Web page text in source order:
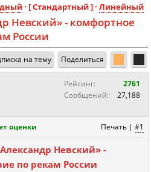
· [ Стандартный ] · Линейный
Невский» - комфортное
России
на тему Поделиться
Рейтинг:
2761
Сообщений:
27,188
Печать | #1
оценки
Невский» -
по рекам России